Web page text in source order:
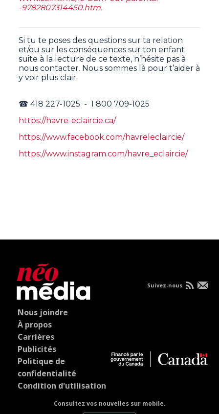
-9782807314450.htm.
Si tu te poses des questions sur ta relation
et/ou sur les conséquences sur ton enfant
suite à la lecture de ce texte, n’hésite pas à
nous contacter. Nous sommes là pour t’aider à
y voir plus clair.
☎ 418 227-1025 - 1 800 709-1025
https://havre-eclaircie.ca/
https://www.facebook.com/havreleclaircie/
https://www.instagram.com/havre_eclaircie/
Nous joindre
À propos
Carrières
Publicités
Politique de
confidentialité
Condition d'utilisation
Consultez vos nouvelles sur mobile.
Suivez-nous